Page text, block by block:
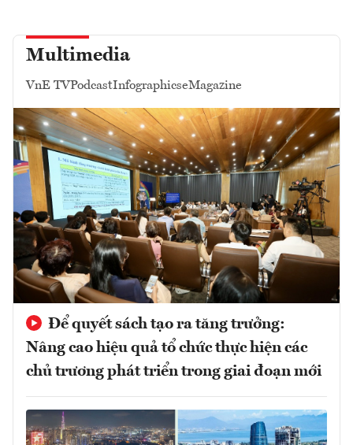
Multimedia
VnE TVPodcastInfographicseMagazine
Để quyết sách tạo ra tăng trưởng:
Nâng cao hiệu quả tổ chức thực hiện các
chủ trương phát triển trong giai đoạn mới